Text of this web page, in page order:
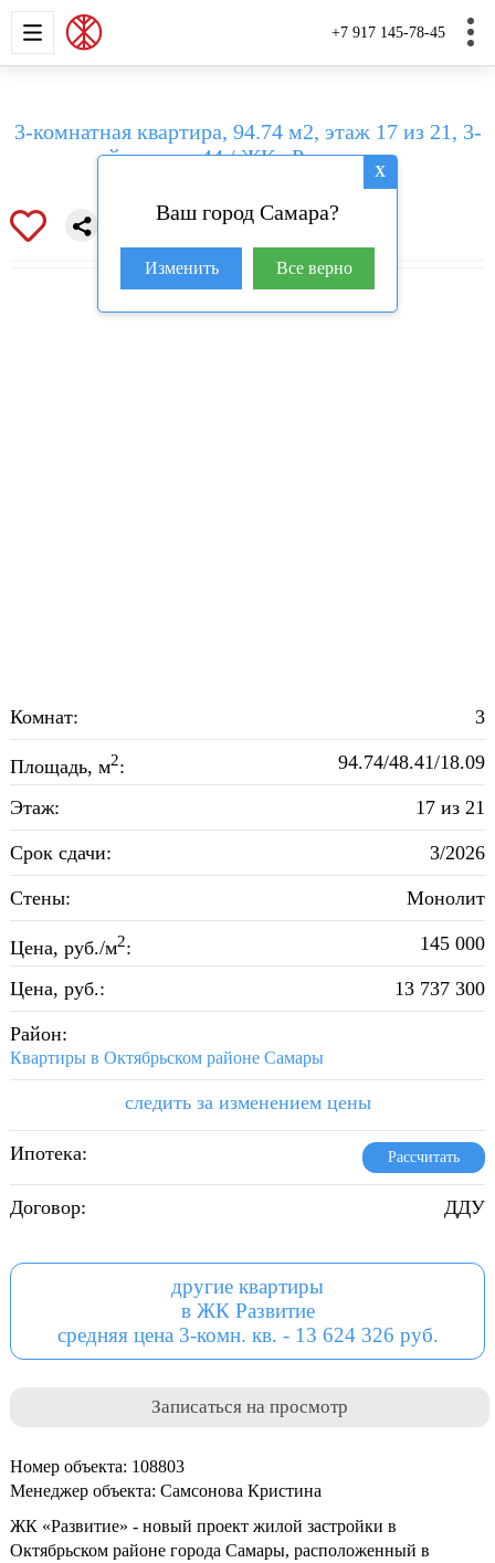
+7 917 145-78-45
НОВОСТРОЙКИ ДОМА И
X
Ваш город Самара?
Изменить Все верно
3-комнатная квартира, 94.74 м2, этаж 17 из 21, 3-
й проезд, 44 / ЖК «Развитие»
Комнат: 3
Площадь, м2: 94.74/48.41/18.09
Этаж: 17 из 21
Срок сдачи: 3/2026
Стены: Монолит
Цена, руб./м2: 145 000
Цена, руб.: 13 737 300
Район:
Квартиры в Октябрьском районе Самары
следить за изменением цены
Ипотека: Рассчитать
Договор: ДДУ
другие квартиры
в ЖК Развитие
средняя цена 3-комн. кв. - 13 624 326 руб.
Записаться на просмотр
Номер объекта: 108803
Менеджер объекта: Самсонова Кристина
ЖК «Развитие» - новый проект жилой застройки в
Октябрьском районе города Самары, расположенный в